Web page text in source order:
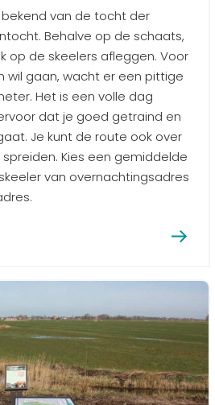
bekend van de tocht der
Behalve op de schaats,
op de skeelers afleggen. Voor
wil gaan, wacht er een pittige
Het is een volle dag
dat je goed getraind en
Je kunt de route ook over
Kies een gemiddelde
van overnachtingsadres